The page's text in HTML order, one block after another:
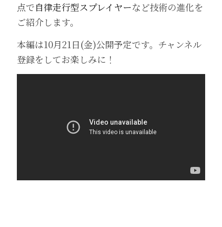
点で自律走行型スプレイヤーなど技術の進化を
ご紹介します。
本編は10月21日(金)公開予定です。チャンネル
登録をしてお楽しみに！